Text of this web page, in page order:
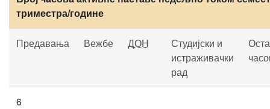
триместра/године
Предавања Вежбе ДОН
Студијски и
истраживачки
рад
6